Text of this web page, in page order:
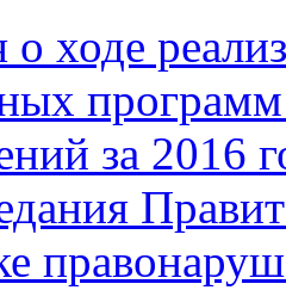
ходе
за 2016